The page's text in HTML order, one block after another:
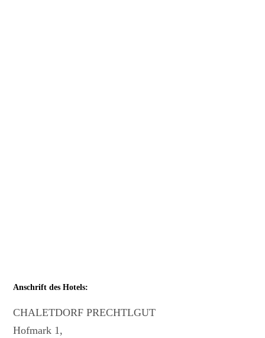
Anschrift des Hotels:
CHALETDORF PRECHTLGUT
Hofmark 1,